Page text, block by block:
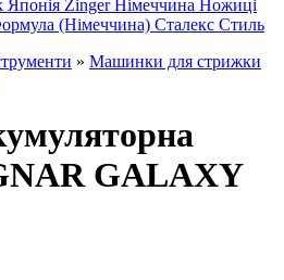
Японія Zinger Німеччина Ножиці
(Німеччина) Сталекс Стиль
» Машинки для стрижки
GALAXY